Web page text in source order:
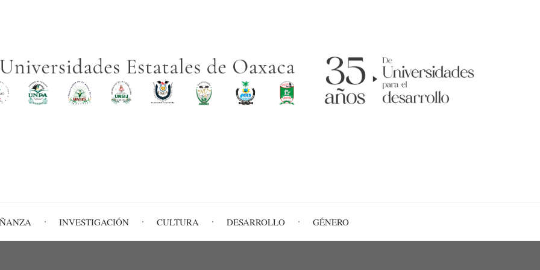
INVESTIGACIÓN CULTURA DESARROLLO GÉNERO